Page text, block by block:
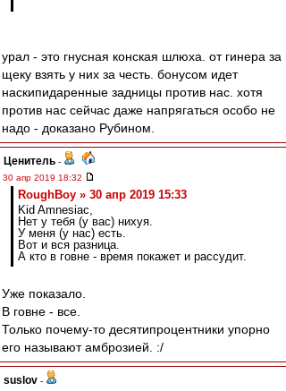
урал - это гнусная конская шлюха. от гинера за
щеку взять у них за честь. бонусом идет
наскипидаренные задницы против нас. хотя
против нас сейчас даже напрягаться особо не
надо - доказано Рубином.
Ценитель -
30 апр 2019 18:32
RoughBoy » 30 апр 2019 15:33
Kid Amnesiac,
Нет у тебя (у вас) нихуя.
У меня (у нас) есть.
Вот и вся разница.
А кто в говне - время покажет и рассудит.
Уже показало.
В говне - все.
Только почему-то десятипроцентники упорно
его называют амброзией. :/
suslov -